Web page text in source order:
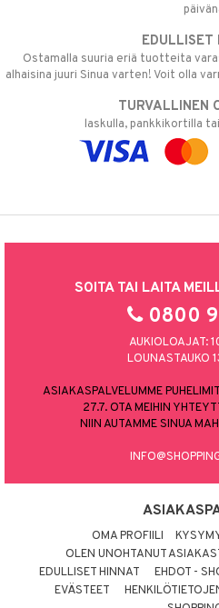
EDULLISET
Ostamalla suuria eriä tuotteita
alhaisina juuri Sinua varten! Voit olla
TURVALLINEN
laskulla, pankkikortilla
SOITA TAI LAITA
0800 9
AUKIOLOAJAT:
LOUNASTAUKO
ASIAKASPALVELUMME
27.7. OTA MEIHIN
NIIN AUTAMME SINUA
OMA PROFIILI
OLEN UNOHTANUT
EDULLISET HINNAT
EHDOT -
EVÄSTEET